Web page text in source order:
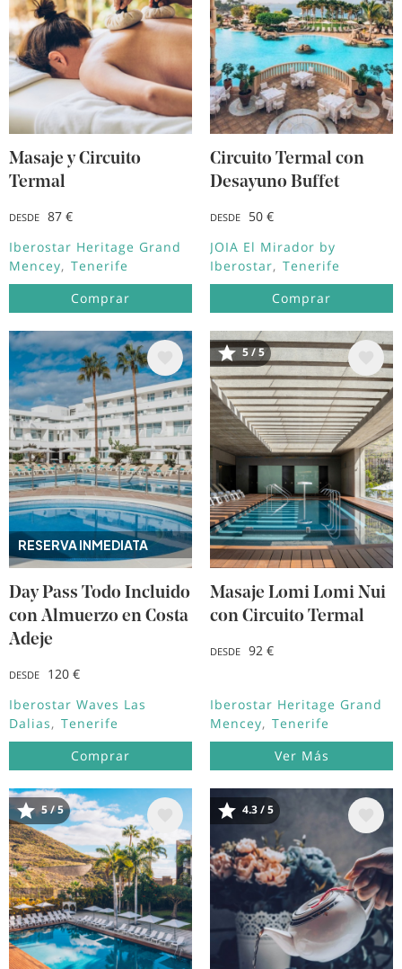
Masaje y Circuito
Termal
DESDE
87 €
Iberostar Heritage Grand
Mencey
Tenerife
Comprar
Circuito Termal con
Desayuno Buffet
DESDE
50 €
JOIA El Mirador by
Iberostar
Tenerife
Comprar
RESERVA INMEDIATA
Image
Day Pass Todo Incluido
con Almuerzo en Costa
Adeje
DESDE
120 €
Iberostar Waves Las
Dalias
Tenerife
Comprar
Image
5 / 5
Masaje Lomi Lomi Nui
con Circuito Termal
DESDE 92 €
Iberostar Heritage Grand
Mencey
Tenerife
Ver Más
Image
5 / 5
Image
4.3 / 5